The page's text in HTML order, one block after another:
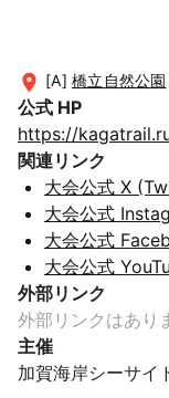
[A] 橋立自然公園
公式 HP
https://
関連リンク
大会公式 X
大会公式
大会公式
大会公式
外部リンク
外部リンクはあり
主催
加賀海岸シーサイ